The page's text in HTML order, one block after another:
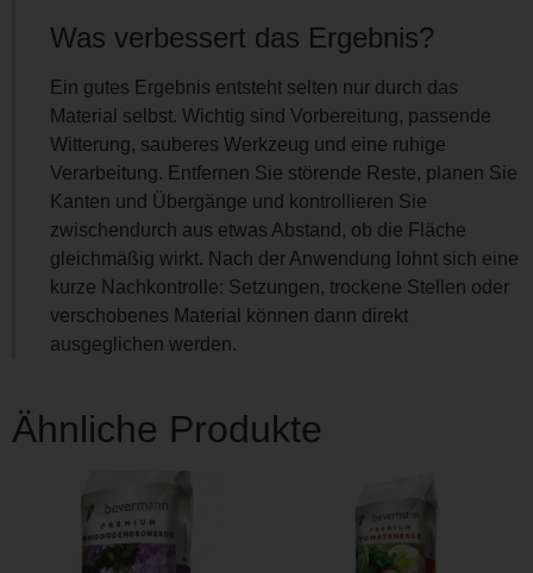
Was verbessert das Ergebnis?
Ein gutes Ergebnis entsteht selten nur durch das
Material selbst. Wichtig sind Vorbereitung, passende
Witterung, sauberes Werkzeug und eine ruhige
Verarbeitung. Entfernen Sie störende Reste, planen Sie
Kanten und Übergänge und kontrollieren Sie
zwischendurch aus etwas Abstand, ob die Fläche
gleichmäßig wirkt. Nach der Anwendung lohnt sich eine
kurze Nachkontrolle: Setzungen, trockene Stellen oder
verschobenes Material können dann direkt
ausgeglichen werden.
Ähnliche Produkte